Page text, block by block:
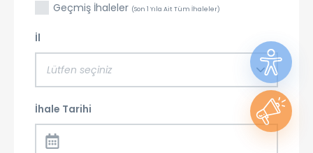
Geçmiş İhaleler (Son 1 Yıla Ait Tüm İhaleler)
İl
Lütfen seçiniz
İhale Tarihi